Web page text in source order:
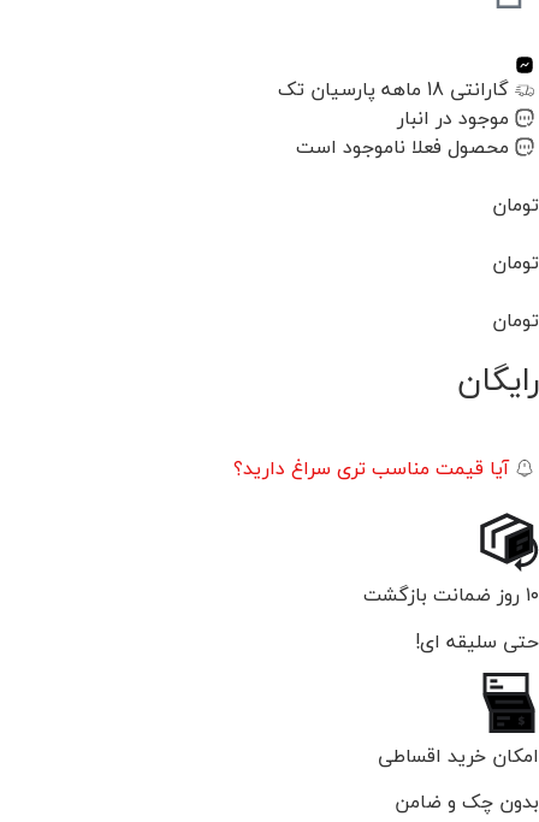
گارانتی 18 ماهه پارسیان تک
موجود در انبار
محصول فعلا ناموجود است
تومان
تومان
تومان
رایگان
آیا قیمت مناسب تری سراغ دارید؟
۱۰ روز ضمانت بازگشت
حتی سلیقه ای!
امکان خرید اقساطی
بدون چک و ضامن